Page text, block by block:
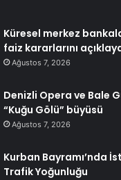
Küresel merkez
faiz kararlarını
Ağustos 7, 2026
Denizli Opera ve Bale
“Kuğu Gölü” büyüsü
Ağustos 7, 2026
Kurban Bayramı’nda
Trafik Yoğunluğu